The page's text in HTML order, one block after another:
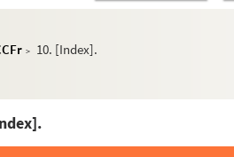
> 10. [Index].
2888 à 2992. Catalogue des manuscrits